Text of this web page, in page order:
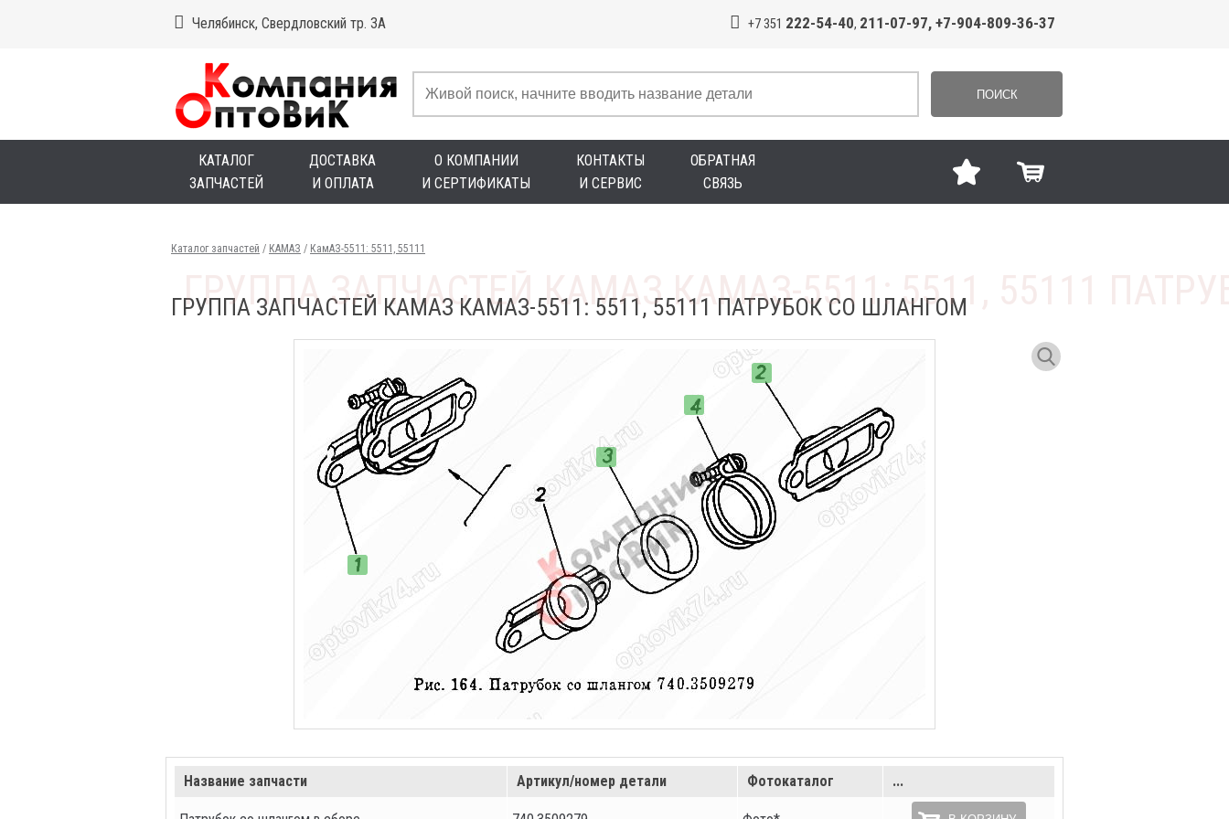
Челябинск, Свердловский тр. 3А +7 351 222-54-40, 211-07-97, +7-904-809-36-37
ПОИСК
КАТАЛОГ
ЗАПЧАСТЕЙ
ДОСТАВКА
И ОПЛАТА
О КОМПАНИИ
И СЕРТИФИКАТЫ
КОНТАКТЫ
И СЕРВИС
ОБРАТНАЯ
СВЯЗЬ
Каталог запчастей / КАМАЗ / КамАЗ-5511: 5511, 55111
ГРУППА ЗАПЧАСТЕЙ КАМАЗ КАМАЗ-5511: 5511, 55111 ПАТРУБОК СО ШЛАНГОМ
Название запчасти Артикул/номер детали Фотокаталог ...